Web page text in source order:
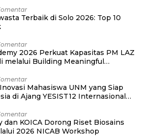
Terbaik di Solo 2026: Top 10
2026 Perkuat Kapasitas PM LAZ
melalui Building Meaningful
Mahasiswa UNM yang Siap
di Ajang YESIST12 Internasional
dan KOICA Dorong Riset Biosains
2026 NICAB Workshop